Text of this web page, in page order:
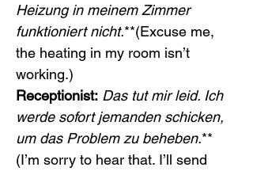
Heizung in meinem Zimmer
funktioniert nicht.**(Excuse me,
the heating in my room isn’t
working.)
Receptionist: Das tut mir leid. Ich
werde sofort jemanden schicken,
um das Problem zu beheben.**
(I’m sorry to hear that. I’ll send